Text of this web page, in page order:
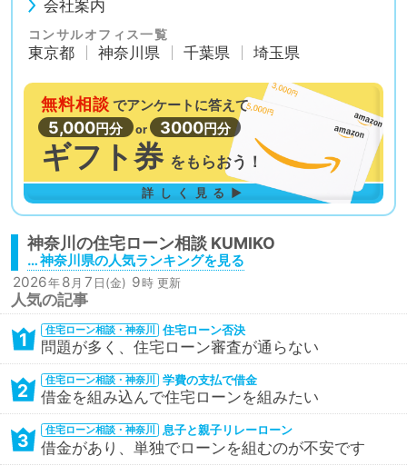
会社案内
コンサルオフィス一覧
東京都 神奈川県 千葉県 埼玉県
無料相談 でアンケートに答えて
5,000円分 or 3000円分
ギフト券 を もらおう！
詳しく見る▶
神奈川の住宅ローン相談
… 神奈川県の人気ランキングを見る
2026年8 月 7 日(金) 9時 更新
人気の記事
1 住宅ローン相談・神奈川 住宅ローン否決
問題が多く、住宅ローン審査が通らない
2 住宅ローン相談・神奈川 学費の支払で借金
借金を組み込んで住宅ローンを組みたい
3 住宅ローン相談・神奈川 息子と親子リレーローン
借金があり、単独でローンを組むのが不安です